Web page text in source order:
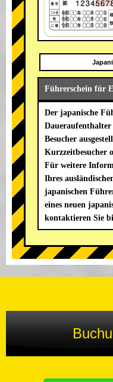
Führerschein für
Der japanische
Besucher
Kurzzeitbesucher
Für weitere
Ihres
japanischen
eines neuen
kontaktieren Sie